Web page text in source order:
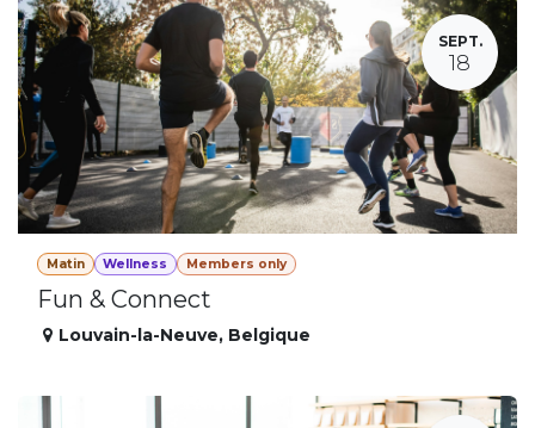
SEPT.
18
Matin Wellness Members only
Fun & Connect
Louvain-la-Neuve, Belgique